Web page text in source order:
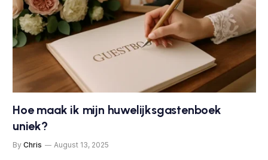
Hoe maak ik mijn huwelijksgastenboek
uniek?
By Chris August 13, 2025